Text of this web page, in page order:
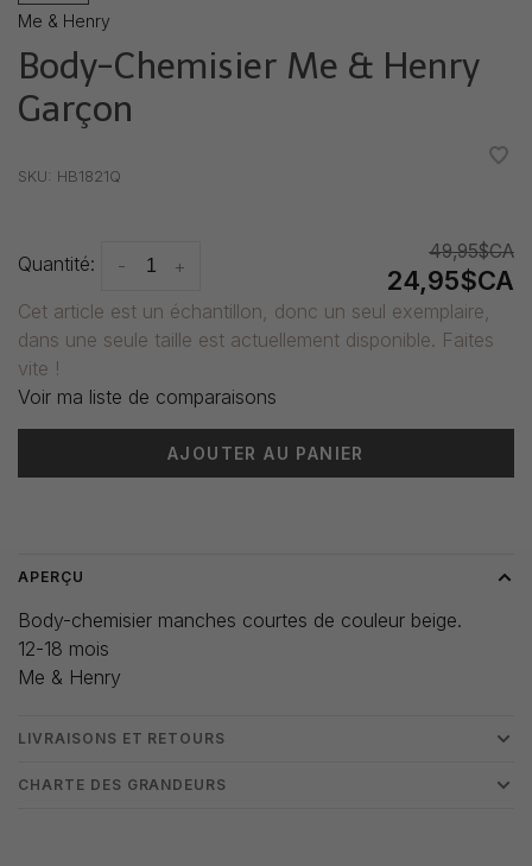
Me & Henry
Body-Chemisier Me & Henry
Garçon
SKU: HB1821Q
Quantité: +
-
49,95$CA
24,95$CA
Cet article est un échantillon, donc un seul exemplaire,
dans une seule taille est actuellement disponible. Faites
vite !
Voir ma liste de comparaisons
AJOUTER AU PANIER
APERÇU
Body-chemisier manches courtes de couleur beige.
12-18 mois
Me & Henry
LIVRAISONS ET RETOURS
CHARTE DES GRANDEURS